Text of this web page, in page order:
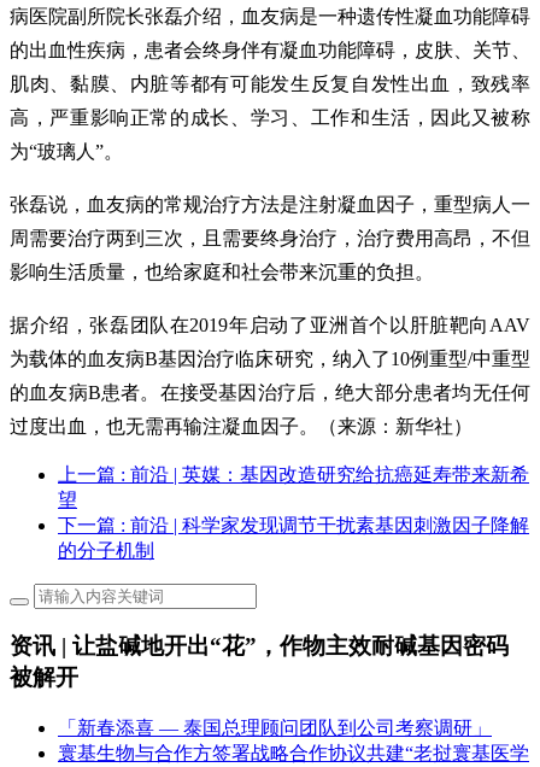
病医院副所院长张磊介绍，血友病是一种遗传性凝血功能障碍
的出血性疾病，患者会终身伴有凝血功能障碍，皮肤、关节、
肌肉、黏膜、内脏等都有可能发生反复自发性出血，致残率
高，严重影响正常的成长、学习、工作和生活，因此又被称
为“玻璃人”。
张磊说，血友病的常规治疗方法是注射凝血因子，重型病人一
周需要治疗两到三次，且需要终身治疗，治疗费用高昂，不但
影响生活质量，也给家庭和社会带来沉重的负担。
据介绍，张磊团队在2019年启动了亚洲首个以肝脏靶向AAV
为载体的血友病B基因治疗临床研究，纳入了10例重型/中重型
的血友病B患者。在接受基因治疗后，绝大部分患者均无任何
过度出血，也无需再输注凝血因子。（来源：新华社）
上一篇 : 前沿 | 英媒：基因改造研究给抗癌延寿带来新希
望
下一篇 : 前沿 | 科学家发现调节干扰素基因刺激因子降解
的分子机制
资讯 | 让盐碱地开出“花”，作物主效耐碱基因密码
被解开
「新春添喜 — 泰国总理顾问团队到公司考察调研」
寰基生物与合作方签署战略合作协议共建“老挝寰基医学